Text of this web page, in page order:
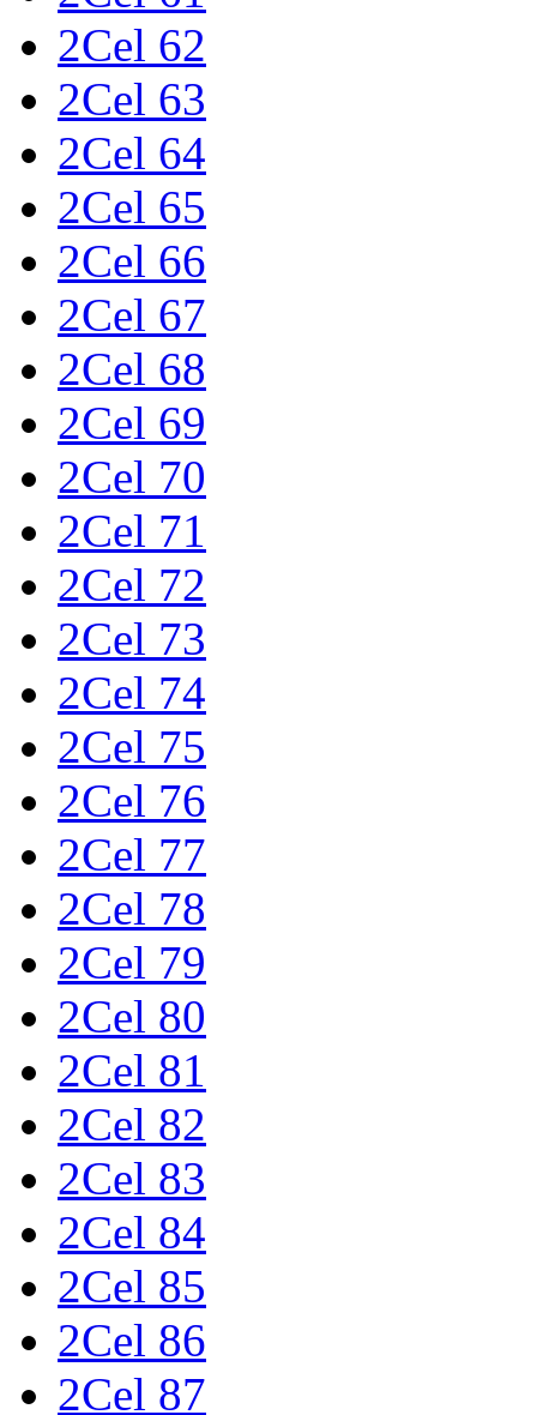
2Cel 62
2Cel 63
2Cel 64
2Cel 65
2Cel 66
2Cel 67
2Cel 68
2Cel 69
2Cel 70
2Cel 71
2Cel 72
2Cel 73
2Cel 74
2Cel 75
2Cel 76
2Cel 77
2Cel 78
2Cel 79
2Cel 80
2Cel 81
2Cel 82
2Cel 83
2Cel 84
2Cel 85
2Cel 86
2Cel 87